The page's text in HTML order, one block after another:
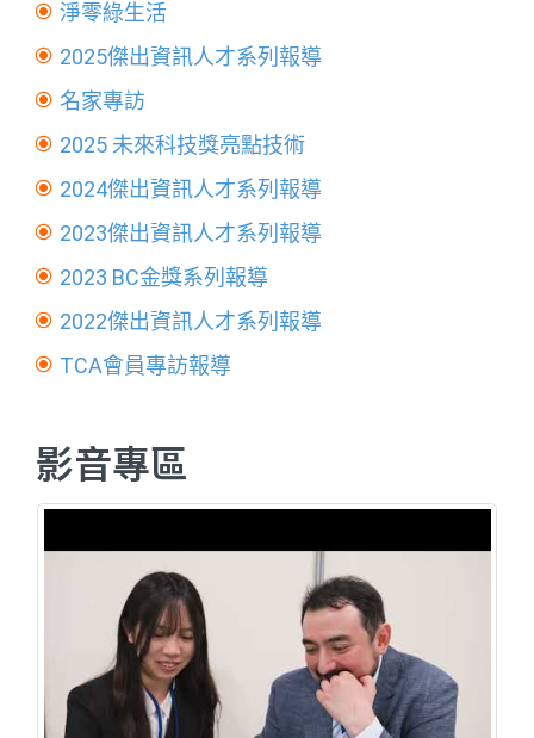
淨零綠生活
2025傑出資訊人才系列報導
名家專訪
2025 未來科技獎亮點技術
2024傑出資訊人才系列報導
2023傑出資訊人才系列報導
2023 BC金獎系列報導
2022傑出資訊人才系列報導
TCA會員專訪報導
影音專區